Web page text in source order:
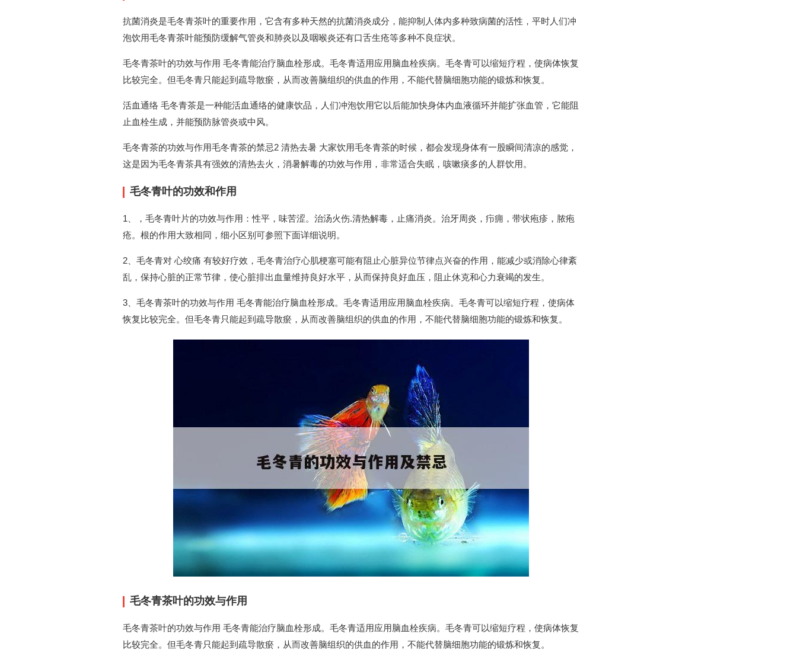
抗菌消炎是毛冬青茶叶的重要作用，它含有多种天然的抗菌消炎成分，能抑制人体内多种致病菌的活性，平时人们冲
泡饮用毛冬青茶叶能预防缓解气管炎和肺炎以及咽喉炎还有口舌生疮等多种不良症状。
毛冬青茶叶的功效与作用 毛冬青能治疗脑血栓形成。毛冬青适用应用脑血栓疾病。毛冬青可以缩短疗程，使病体恢复
比较完全。但毛冬青只能起到疏导散瘀，从而改善脑组织的供血的作用，不能代替脑细胞功能的锻炼和恢复。
活血通络 毛冬青茶是一种能活血通络的健康饮品，人们冲泡饮用它以后能加快身体内血液循环并能扩张血管，它能阻
止血栓生成，并能预防脉管炎或中风。
毛冬青茶的功效与作用毛冬青茶的禁忌2 清热去暑 大家饮用毛冬青茶的时候，都会发现身体有一股瞬间清凉的感觉，
这是因为毛冬青茶具有强效的清热去火，消暑解毒的功效与作用，非常适合失眠，咳嗽痰多的人群饮用。
毛冬青叶的功效和作用
1、，毛冬青叶片的功效与作用：性平，味苦涩。治汤火伤.清热解毒，止痛消炎。治牙周炎，疖痈，带状疱疹，脓疱
疮。根的作用大致相同，细小区别可参照下面详细说明。
2、毛冬青对 心绞痛 有较好疗效，毛冬青治疗心肌梗塞可能有阻止心脏异位节律点兴奋的作用，能减少或消除心律紊
乱，保持心脏的正常节律，使心脏排出血量维持良好水平，从而保持良好血压，阻止休克和心力衰竭的发生。
3、毛冬青茶叶的功效与作用 毛冬青能治疗脑血栓形成。毛冬青适用应用脑血栓疾病。毛冬青可以缩短疗程，使病体
恢复比较完全。但毛冬青只能起到疏导散瘀，从而改善脑组织的供血的作用，不能代替脑细胞功能的锻炼和恢复。
毛冬青茶叶的功效与作用
毛冬青茶叶的功效与作用 毛冬青能治疗脑血栓形成。毛冬青适用应用脑血栓疾病。毛冬青可以缩短疗程，使病体恢复
比较完全。但毛冬青只能起到疏导散瘀，从而改善脑组织的供血的作用，不能代替脑细胞功能的锻炼和恢复。